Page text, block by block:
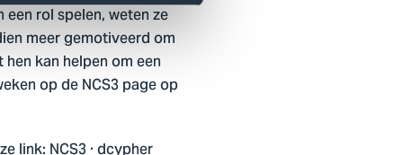
rol spelen, weten ze
meer gemotiveerd om
kan helpen om een
op de NCS3 page op